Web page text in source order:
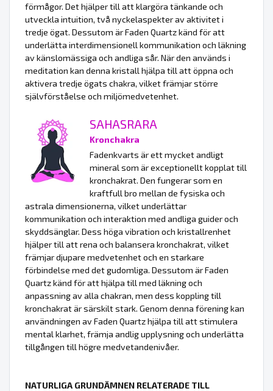
förmågor. Det hjälper till att klargöra tänkande och
utveckla intuition, två nyckelaspekter av aktivitet i
tredje ögat. Dessutom är Faden Quartz känd för att
underlätta interdimensionell kommunikation och läkning
av känslomässiga och andliga sår. När den används i
meditation kan denna kristall hjälpa till att öppna och
aktivera tredje ögats chakra, vilket främjar större
självförståelse och miljömedvetenhet.
SAHASRARA
Kronchakra
Fadenkvarts är ett mycket andligt
mineral som är exceptionellt kopplat till
kronchakrat. Den fungerar som en
kraftfull bro mellan de fysiska och
astrala dimensionerna, vilket underlättar
kommunikation och interaktion med andliga guider och
skyddsänglar. Dess höga vibration och kristallrenhet
hjälper till att rena och balansera kronchakrat, vilket
främjar djupare medvetenhet och en starkare
förbindelse med det gudomliga. Dessutom är Faden
Quartz känd för att hjälpa till med läkning och
anpassning av alla chakran, men dess koppling till
kronchakrat är särskilt stark. Genom denna förening kan
användningen av Faden Quartz hjälpa till att stimulera
mental klarhet, främja andlig upplysning och underlätta
tillgången till högre medvetandenivåer.
NATURLIGA GRUNDÄMNEN RELATERADE TILL